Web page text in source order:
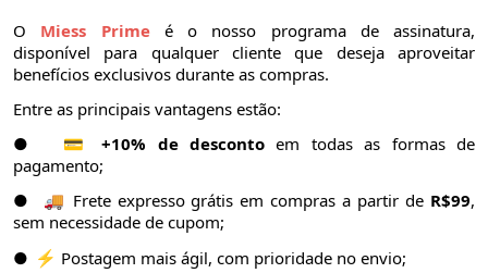
O Miess Primeé o nosso programa de assinatura,
disponível para qualquer cliente que deseja aproveitar
benefícios exclusivos durante as compras.
Entre as principais vantagens estão:
●
💳+10% de desconto em todas as formas de
pagamento;
●
🚚 Frete expresso grátis em compras a partir de R$99,
sem necessidade de cupom;
● ⚡ Postagem mais ágil, com prioridade no envio;